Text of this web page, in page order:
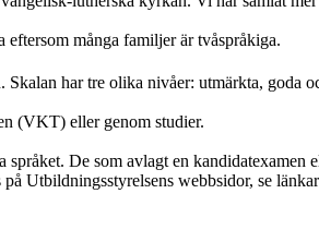
många familjer är tvåspråkiga.
har tre olika nivåer: utmärkta, goda
(VKT) eller genom studier.
De som avlagt en
Utbildningsstyrelsens webbsidor, se